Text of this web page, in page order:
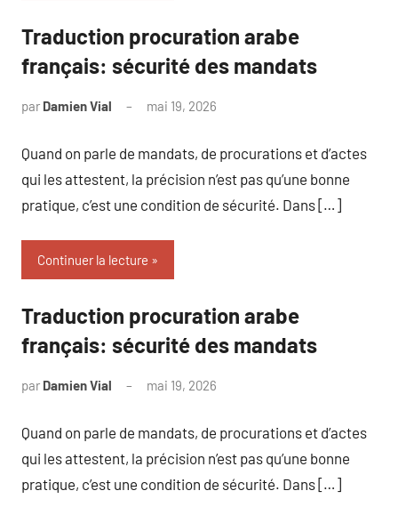
Traduction procuration arabe
français: sécurité des mandats
par Damien Vial mai 19, 2026
Quand on parle de mandats, de procurations et d’actes
qui les attestent, la précision n’est pas qu’une bonne
pratique, c’est une condition de sécurité. Dans […]
Continuer la lecture
Traduction procuration arabe
français: sécurité des mandats
par Damien Vial mai 19, 2026
Quand on parle de mandats, de procurations et d’actes
qui les attestent, la précision n’est pas qu’une bonne
pratique, c’est une condition de sécurité. Dans […]